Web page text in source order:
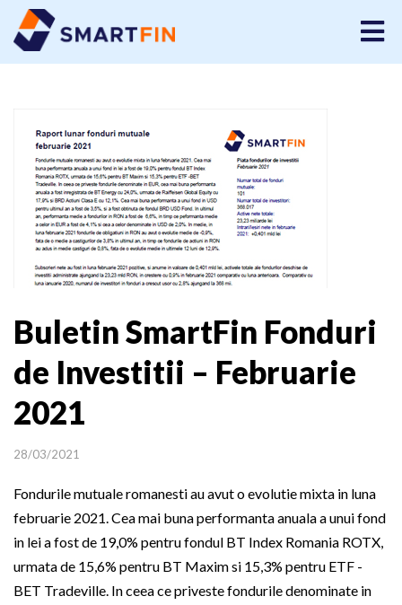
Buletin SmartFin Fonduri
de Investitii – Februarie
2021
28/03/2021
Fondurile mutuale romanesti au avut o evolutie mixta in luna
februarie 2021. Cea mai buna performanta anuala a unui fond
in lei a fost de 19,0% pentru fondul BT Index Romania ROTX,
urmata de 15,6% pentru BT Maxim si 15,3% pentru ETF -
BET Tradeville. In ceea ce priveste fondurile denominate in